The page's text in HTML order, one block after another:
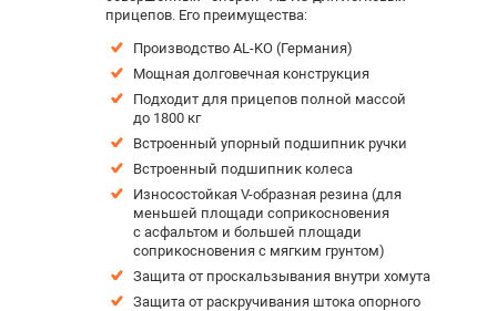
прицепов. Его преимущества:
Производство AL-KO (Германия)
Мощная долговечная конструкция
Подходит для прицепов полной массой
до 1800 кг
Встроенный упорный подшипник ручки
Встроенный подшипник колеса
Износостойкая V-образная резина (для
меньшей площади соприкосновения
с асфальтом и большей площади
соприкосновения с мягким грунтом)
Защита от проскальзывания внутри хомута
Защита от раскручивания штока опорного